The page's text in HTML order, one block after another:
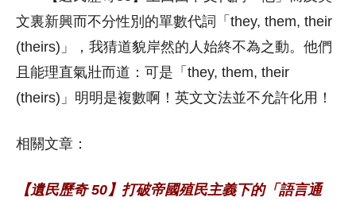
文裏新興而不分性別的單數代詞「they, them, their
(theirs)」，我猜道貌岸然的人始終不為之動。他們
且能理直氣壯而道：可是「they, them, their
(theirs)」明明是複數啊！英文文法並不允許化用！
相關文章：
【遺民歷奇 50】打破帝國殖民主義下的「語言通